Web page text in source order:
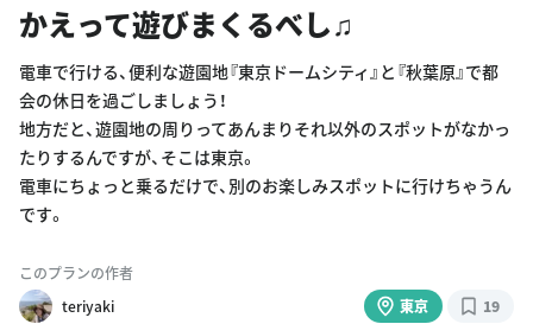
かえって遊びまくるべし♫
電車で行ける、便利な遊園地『東京ドームシティ』と『秋葉原』で都
会の休日を過ごしましょう！
地方だと、遊園地の周りってあんまりそれ以外のスポットがなかっ
たりするんですが、そこは東京。
電車にちょっと乗るだけで、別のお楽しみスポットに行けちゃうん
です。
このプランの作者
teriyaki
東京 19